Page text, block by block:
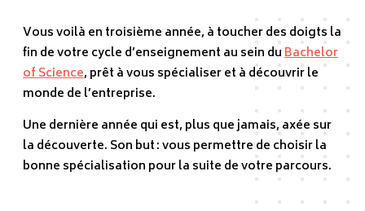
Vous voilà en troisième année, à toucher des doigts la
fin de votre cycle d’enseignement au sein duBachelor
of Science, prêt à vous spécialiser et à découvrir le
monde de l’entreprise.
Une dernière année qui est, plus que jamais, axée sur
la découverte. Son but : vous permettre de choisir la
bonne spécialisation pour la suite de votre parcours.